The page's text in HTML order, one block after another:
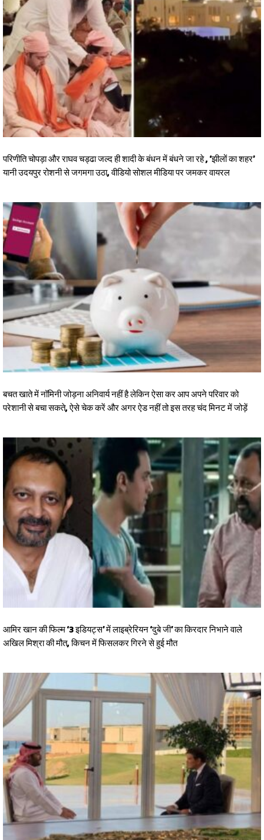
परिणीति चोपड़ा और राघव चड्ढा जल्द ही शादी के बंधन में बंधने जा रहे , ‘झीलों का शहर’
यानी उदयपुर रोशनी से जगमगा उठा, वीडियो सोशल मीडिया पर जमकर वायरल
बचत खाते में नॉमिनी जोड़ना अनिवार्य नहीं है लेकिन ऐसा कर आप अपने परिवार को
परेशानी से बचा सकते, ऐसे चेक करें और अगर ऐड नहीं तो इस तरह चंद मिनट में जोड़ें
आमिर खान की फिल्म ‘3 इडियट्स’ में लाइब्रेरियन ‘दुबे जी’ का किरदार निभाने वाले
अखिल मिश्रा की मौत, किचन में फिसलकर गिरने से हुई मौत